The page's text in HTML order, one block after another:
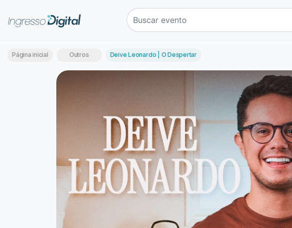
Página inicial Outros Deive Leonardo | O Despertar